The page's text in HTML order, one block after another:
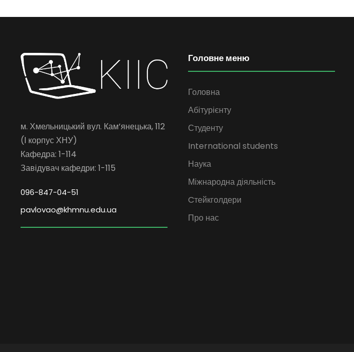
м. Хмельницький вул. Кам’янецька, 112
(І корпус ХНУ)
Кафедра: 1-114
Завідувач кафедри: 1-115
096-847-04-51
pavlovao@khmnu.edu.ua
Головне меню
Головна
Абітурієнту
Студенту
International students
Наука
Міжнародна діяльність
Cтейкголдери
Про нас